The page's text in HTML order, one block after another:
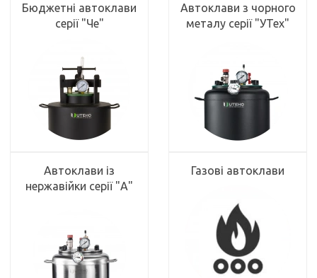
Бюджетні автоклави
серії "Че"
Автоклави з чорного
металу серії "УТех"
Автоклави із
нержавійки серії "А"
Газові автоклави